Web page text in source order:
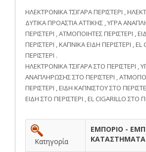
ΗΛΕΚΤΡΟΝΙΚΑ ΤΣΙΓΑΡΑ ΠΕΡΙΣΤΕΡΙ ,
ΔΥΤΙΚΑ ΠΡΟΑΣΤΙΑ ΑΤΤΙΚΗΣ , ΥΓΡΑ
ΠΕΡΙΣΤΕΡΙ , ΑΤΜΟΠΟΙΗΤΕΣ ΠΕΡΙΣΤΕΡΙ ,
ΠΕΡΙΣΤΕΡΙ , ΚΑΠΝΙΚΑ ΕΙΔΗ ΠΕΡΙΣΤΕΡΙ , EL
ΠΕΡΙΣΤΕΡΙ .
ΗΛΕΚΤΡΟΝΙΚΑ ΤΣΙΓΑΡΑ ΣΤΟ ΠΕΡΙΣΤΕΡΙ ,
ΑΝΑΠΛΗΡΩΣΗΣ ΣΤΟ ΠΕΡΙΣΤΕΡΙ ,
ΠΕΡΙΣΤΕΡΙ , ΕΙΔΗ ΚΑΠΝΙΣΤΟΥ ΣΤΟ
ΕΙΔΗ ΣΤΟ ΠΕΡΙΣΤΕΡΙ , EL CIGARILLO ΣΤΟ
Κατηγορία
ΕΜΠΟΡΙΟ -
ΚΑΤΑΣΤΗΜΑΤΑ